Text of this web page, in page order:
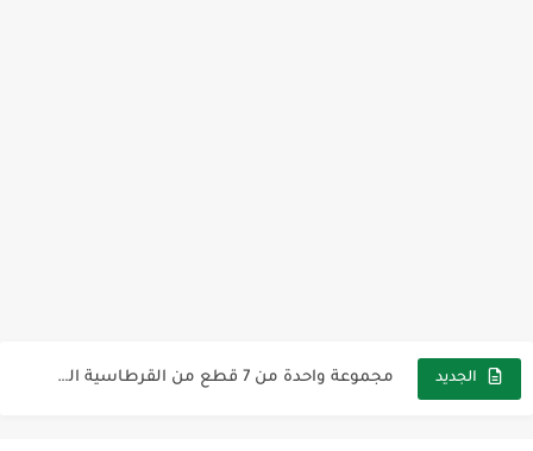
الجديد مجموعة واحدة من 7 قطع من القرطاسية الجميلة